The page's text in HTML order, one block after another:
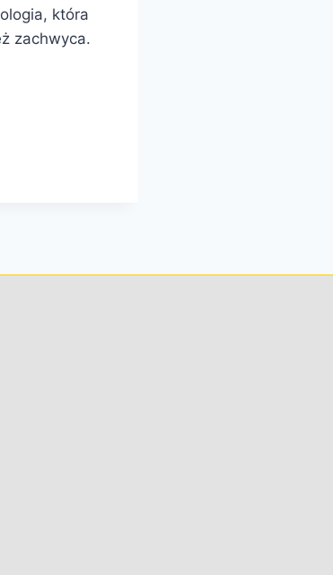
która
zachwyca.